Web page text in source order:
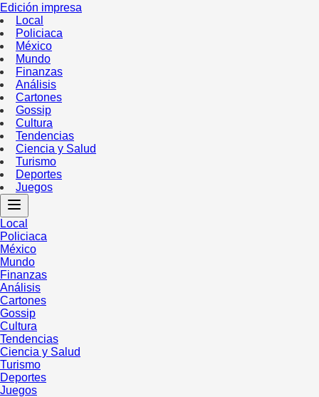
Edición impresa
Local
Policiaca
México
Mundo
Finanzas
Análisis
Cartones
Gossip
Cultura
Tendencias
Ciencia y Salud
Turismo
Deportes
Juegos
Local
Policiaca
México
Mundo
Finanzas
Análisis
Cartones
Gossip
Cultura
Tendencias
Ciencia y Salud
Turismo
Deportes
Juegos